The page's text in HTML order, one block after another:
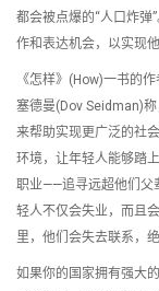
都会被点爆的“人口炸弹
作和表达机会，以实现
《怎样》(How)一书的
塞德曼(Dov Seidman)
来帮助实现更广泛的社
环境，让年轻人能够踏
职业——追寻远超他们父
轻人不仅会失业，而且
里，他们会失去联系，
如果你的国家拥有强大